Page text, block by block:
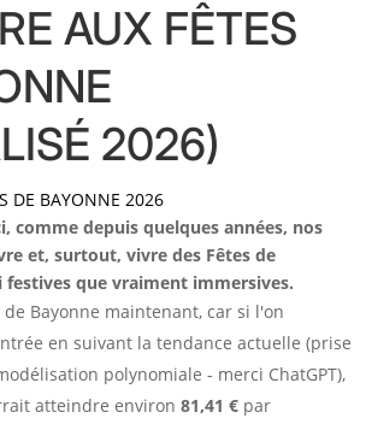
AUX FÊTES
2026)
DE BAYONNE 2026
comme depuis quelques années, nos
et, surtout, vivre des Fêtes de
festives que vraiment immersives.
de Bayonne maintenant, car si l'on
en suivant la tendance actuelle (prise
polynomiale - merci ChatGPT),
atteindre environ81,41 € par